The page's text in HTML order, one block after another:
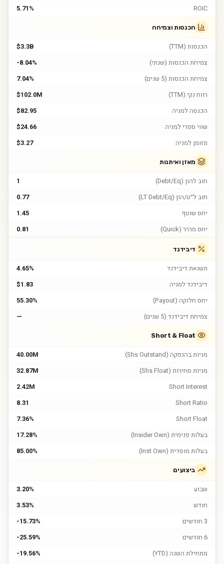
ROIC
5.71%
הכנסות וצמיחה
הכנסות (TTM)
$3.3B
צמיחת הכנסות (שנתי)
-8.04%
צמיחת הכנסות (5 שנים)
7.04%
רווח נקי (TTM)
$102.0M
הכנסה למניה
$82.95
שווי ספרי למניה
$24.66
מזומן למניה
$3.27
מאזן ואיתנות
חוב להון (Debt/Eq)
1
חוב ל״ט/הון (LT Debt/Eq)
0.77
יחס שוטף
1.45
יחס מהיר (Quick)
0.81
דיבידנד
תשואת דיבידנד
4.65%
דיבידנד למניה
$1.83
יחס חלוקה (Payout)
55.30%
צמיחת דיבידנד (5 שנים)
—
Short & Float
מניות בהנפקה (Shs Outstand)
40.00M
מניות סחירות (Shs Float)
32.87M
Short Interest
2.42M
Short Ratio
8.31
Short Float
7.36%
בעלות פנימית (Insider Own)
17.28%
בעלות מוסדית (Inst Own)
85.00%
ביצועים
שבוע
3.20%
חודש
3.53%
3 חודשים
-15.73%
6 חודשים
-25.59%
מתחילת השנה (YTD)
-19.56%